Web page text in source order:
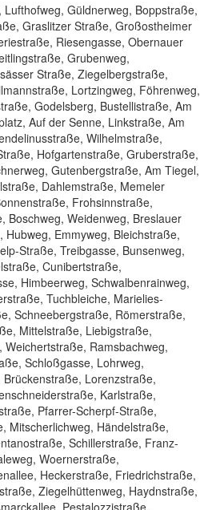
Güldnerweg, Boppstraße,
Graslitzer Straße, Großostheimer
Riesengasse, Obernauer
Grubenweg,
Straße, Ziegelbergstraße,
Lortzingweg, Föhrenweg,
Godelsberg, Bustellistraße, Am
Auf der Senne, Linkstraße, Am
Wilhelmstraße,
Hofgartenstraße, Gruberstraße,
Gutenbergstraße, Am Tiegel,
Dahlemstraße, Memeler
Frohsinnstraße,
Boschweg, Weidenweg, Breslauer
Emmyweg, Bleichstraße,
Straße, Treibgasse, Bunsenweg,
Cunibertstraße,
Himbeerweg, Schwalbenrainweg,
Tuchbleiche, Marielies-
Schneebergstraße, Römerstraße,
Mittelstraße, Liebigstraße,
Ramsbachweg,
Schloßgasse, Lohrweg,
Lorenzstraße,
Karlstraße,
Pfarrer-Scherpf-Straße,
Mitscherlichweg, Händelstraße,
Schillerstraße, Franz-
Woernerstraße,
Heckerstraße, Friedrichstraße,
Ziegelhüttenweg, Haydnstraße,
Pestalozzistraße,